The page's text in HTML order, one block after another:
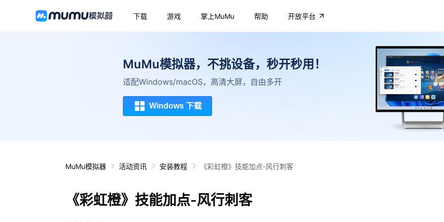
下载 游戏 掌上MuMu 帮助 开放平台
MuMu模拟器，不挑设备，秒开秒用！
适配Windows/macOS，高清大屏，自由多开
Windows 下载
MuMu模拟器 活动资讯 安装教程 《彩虹橙》技能加点-风行刺客
《彩虹橙》技能加点-风行刺客